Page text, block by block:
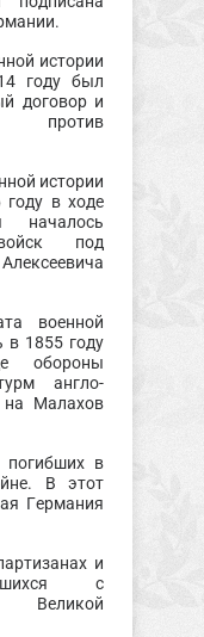
истории
году был
договор и
против
истории
в ходе
началось
под
военной
в 1855 году
обороны
англо-
на Малахов
в
В этот
Германия
и
с